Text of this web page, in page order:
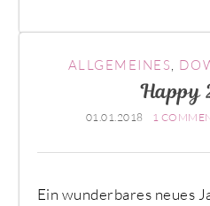
ALLGEMEINES
Happy
01.01.2018 1
Ein wunderbares neues